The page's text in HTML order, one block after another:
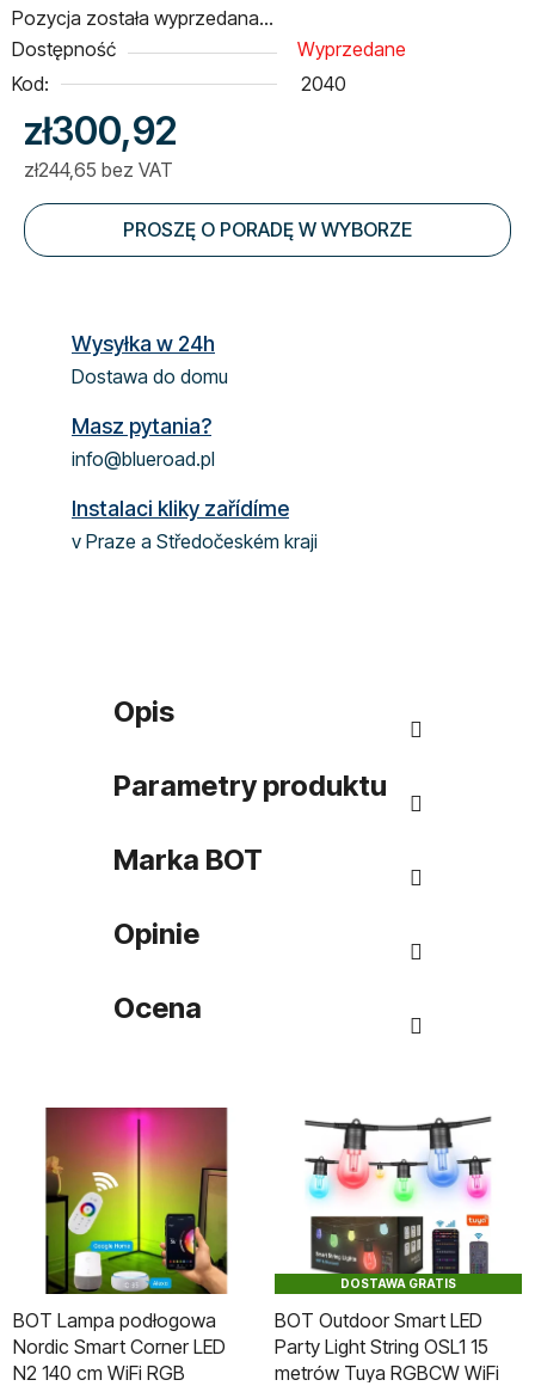
Pozycja została wyprzedana…
Dostępność
Wyprzedane
Kod:
2040
zł300,92
zł244,65 bez VAT
Cena jednostkowa:
PROSZĘ O PORADĘ W WYBORZE
Wysyłka w 24h
Dostawa do domu
Masz pytania?
info@blueroad.pl
Instalaci kliky zařídíme
v Praze a Středočeském kraji
Opis
Parametry produktu
Marka BOT
Opinie
Ocena
BOT Lampa podłogowa
Nordic Smart Corner LED
N2 140 cm WiFi RGB
DOSTAWA GRATIS
BOT Outdoor Smart LED
Party Light String OSL1 15
metrów Tuya RGBCW WiFi